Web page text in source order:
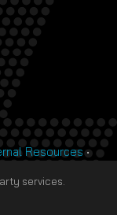
Resources•
services.